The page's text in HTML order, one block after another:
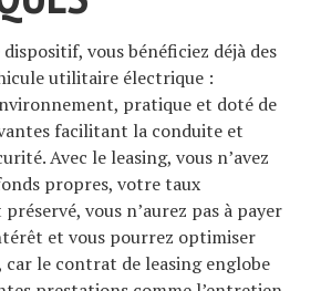
vous bénéficiez déjà des
utilitaire électrique :
pratique et doté de
facilitant la conduite et
Avec le leasing, vous n’avez
propres, votre taux
vous n’aurez pas à payer
et vous pourrez optimiser
le contrat de leasing englobe